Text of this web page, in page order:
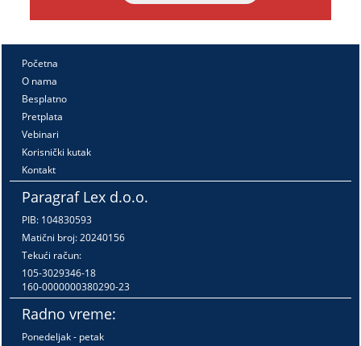
Početna
O nama
Besplatno
Pretplata
Vebinari
Korisnički kutak
Kontakt
Paragraf Lex d.o.o.
PIB: 104830593
Matični broj: 20240156
Tekući račun:
105-3029346-18
160-0000000380290-23
Radno vreme:
Ponedeljak - petak